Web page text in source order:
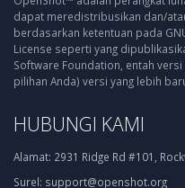
dapat meredistribusikan dan/
berdasarkan ketentuan pada
License seperti yang
Software Foundation, entah versi
pilihan Anda) versi yang lebih
HUBUNGI KAMI
Alamat: 2931 Ridge Rd #101,
Surel: support@openshot.org